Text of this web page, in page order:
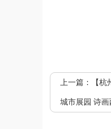
上一篇： 【
城市展园 诗